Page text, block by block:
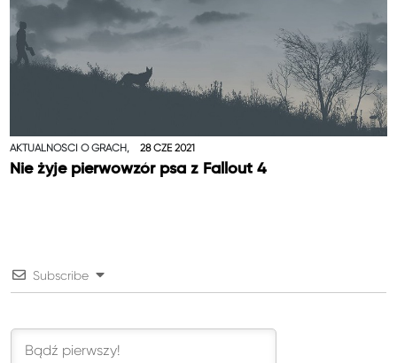
AKTUALNOŚCI O GRACH, 28 CZE 2021
Nie żyje pierwowzór psa z Fallout 4
Subscribe